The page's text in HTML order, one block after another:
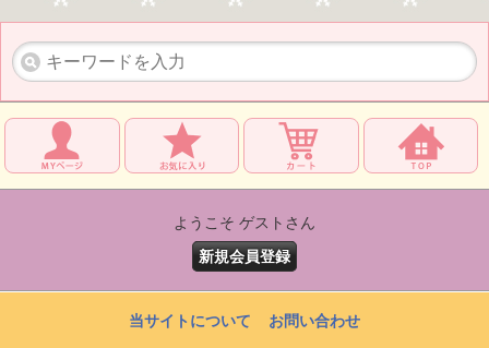
ようこそ ゲストさん
新規会員登録
当サイトについて お問い合わせ